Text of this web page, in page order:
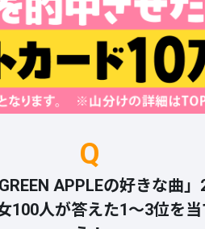
Q
APPLEの好きな曲
100人が答えた1～3位を当